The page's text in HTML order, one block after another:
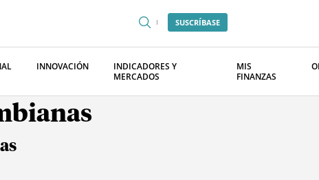
SUSCRÍBASE
INNOVACIÓN
INDICADORES Y
MERCADOS
MIS
FINANZAS